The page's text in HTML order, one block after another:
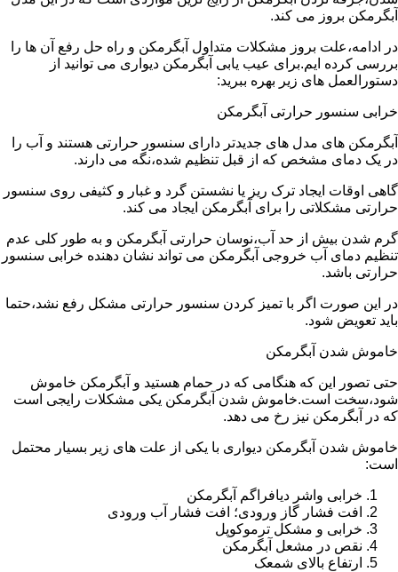
آبگرمکن بروز می کند.
در ادامه،علت بروز مشکلات متداول آبگرمکن و راه حل رفع آن ها را
بررسی کرده ایم.برای عیب یابی آبگرمکن دیواری می توانید از
دستورالعمل های زیر بهره ببرید:
خرابی سنسور حرارتی آبگرمکن
آبگرمکن های مدل های جدیدتر دارای سنسور حرارتی هستند و آب را
در یک دمای مشخص که از قبل تنظیم شده،نگه می دارند.
گاهی اوقات ایجاد ترک ریز یا نشستن گرد و غبار و کثیفی روی سنسور
حرارتی مشکلاتی را برای آبگرمکن ایجاد می کند.
گرم شدن بیش از حد آب،نوسان حرارتی آبگرمکن و به طور کلی عدم
تنظیم دمای آب خروجی آبگرمکن می تواند نشان دهنده خرابی سنسور
حرارتی باشد.
در این صورت اگر با تمیز کردن سنسور حرارتی مشکل رفع نشد،حتما
باید تعویض شود.
خاموش شدن آبگرمکن
حتی تصور این که هنگامی که در حمام هستید و آبگرمکن خاموش
شود،سخت است.خاموش شدن آبگرمکن یکی مشکلات رایجی است
که در آبگرمکن نیز رخ می دهد.
خاموش شدن آبگرمکن دیواری با یکی از علت های زیر بسیار محتمل
است:
خرابی واشر دیافراگم آبگرمکن
افت فشار گاز ورودی؛ افت فشار آب ورودی
خرابی و مشکل ترموکوپل
نقص در مشعل آبگرمکن
ارتفاع بالای شمعک